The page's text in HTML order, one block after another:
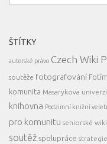
ŠTÍTKY
autorské právo Czech Wiki
soutěže fotografování
komunita Masarykova
knihovna Podzimní knižní
pro komunitu seniorské
soutěž spolupráce strategie